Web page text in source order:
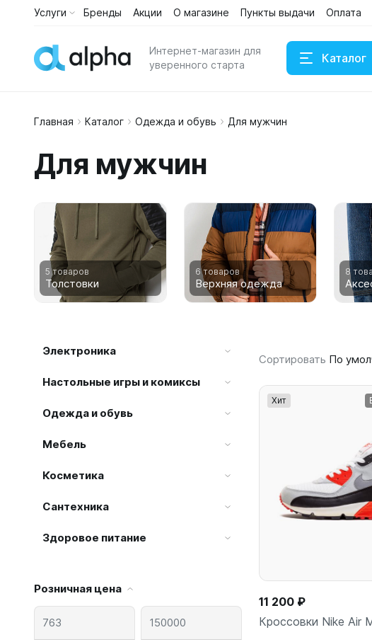
Услуги Бренды Акции О магазине Пункты выдачи Оплата
Интернет-магазин для
уверенного старта
Каталог
Наушники
Главная Каталог Одежда и обувь Для мужчин
Для мужчин
5 товаров
Толстовки
6 товаров
Верхняя одежда
8
Электроника
Настольные игры и комиксы
Одежда и обувь
Мебель
Косметика
Сантехника
Здоровое питание
Розничная цена
Сортировать По
Хит
11 200 ₽
Кроссовки Nike Air